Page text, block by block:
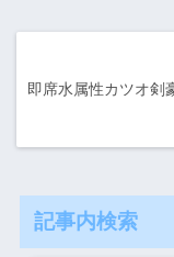
即席水属性カツオ剣
記事内検索